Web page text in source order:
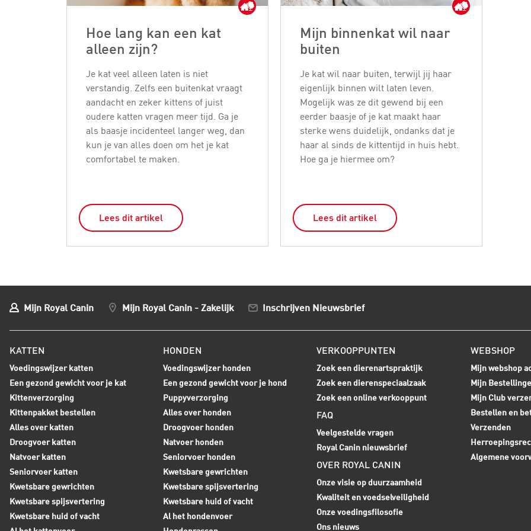
Hoe lang kan een kat
alleen zijn?
Je kat veel alleen laten is niet
verstandig. Zelfs een buitenkat vraagt
aandacht en zeker kittens of juist
oudere katten vragen meer tijd. Ga je
als baasje incidenteel langer weg, dan
kun je van alles doen om het je kat
comfortabel te maken.
Lees dit artikel
Mijn binnenkat wil naar
buiten
Je kat wil naar buiten, terwijl jij haar
eigenlijk binnen wilt laten leven.
Mogelijk was ze dit gewend bij een
eerder baasje of je kat maakt haar
sterke wens duidelijk, ondanks dat je
haar al sinds de kittentijd in huis hebt.
Hoe ga je hiermee om?
Lees dit artikel
Mijn Royal Canin Mijn Royal Canin - Zakelijk Inschrijven Nieuwsbrief
KATTEN
Voedingswijzer katten
Een gezond gewicht voor je kat
Kittenverzorging
Kittenpakket bestellen
Alles over katten
Droogvoer katten
Natvoer katten
Seniorvoer katten
Kwetsbare gewrichten
Kwetsbare spijsvertering
Kwetsbare huid of vacht
HONDEN
Voedingswijzer honden
Een gezond gewicht voor je hond
Puppyverzorging
Alles over honden
Droogvoer honden
Natvoer honden
Seniorvoer honden
Kwetsbare gewrichten
Kwetsbare spijsvertering
Kwetsbare huid of vacht
Al het hondenvoer
VERKOOPPUNTEN
Zoek een dierenartspraktijk
Zoek een dierenspeciaalzaak
Zoek een online verkooppunt
FAQ
Veelgestelde vragen
Royal Canin nieuwsbrief
OVER ROYAL CANIN
Onze visie op duurzaamheid
Kwaliteit en voedselveiligheid
Onze voedingsfilosofie
Ons nieuws
WEBSHOP
Mijn webshop
Mijn
Mijn Club
Bestellen en
Verzenden
Algemene